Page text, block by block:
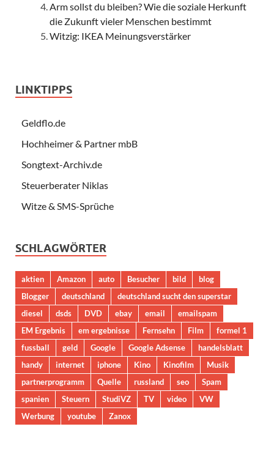
Arm sollst du bleiben? Wie die soziale Herkunft
die Zukunft vieler Menschen bestimmt
Witzig: IKEA Meinungsverstärker
LINKTIPPS
Geldflo.de
Hochheimer & Partner mbB
Songtext-Archiv.de
Steuerberater Niklas
Witze & SMS-Sprüche
SCHLAGWÖRTER
aktien Amazon auto Besucher bild
blog
Blogger
deutschland
deutschland sucht den superstar
diesel
dsds DVD ebay email
emailspam
EM Ergebnis
em ergebnisse Fernsehn Film
formel 1
fussball
geld Google Google Adsense
handelsblatt
handy
internet iphone Kino Kinofilm
Musik
partnerprogramm
Quelle russland seo
Spam
spanien
Steuern StudiVZ TV video
VW
Werbung
youtube Zanox